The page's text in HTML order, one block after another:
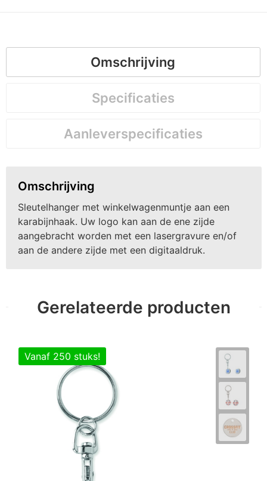
Omschrijving
Specificaties
Aanleverspecificaties
Omschrijving
Sleutelhanger met winkelwagenmuntje aan een
karabijnhaak. Uw logo kan aan de ene zijde
aangebracht worden met een lasergravure en/of
aan de andere zijde met een digitaaldruk.
Gerelateerde producten
Vanaf 250 stuks!